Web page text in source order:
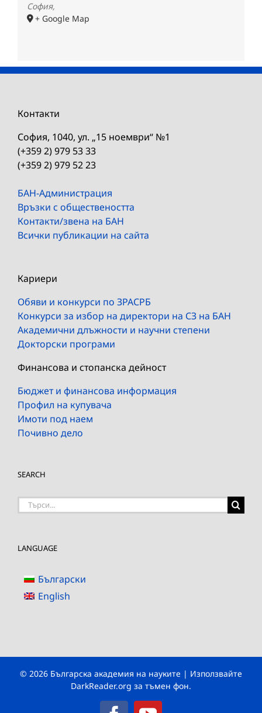
София,
+ Google Map
Контакти
София, 1040, ул. „15 ноември“ №1
(+359 2) 979 53 33
(+359 2) 979 52 23
БАН-Администрация
Връзки с обществеността
Контакти/звена на БАН
Всички публикации на сайта
Кариери
Обяви и конкурси по ЗРАСРБ
Конкурси за избор на директори на СЗ на БАН
Академични длъжности и научни степени
Докторски програми
Финансова и стопанска дейност
Бюджет и финансова информация
Профил на купувача
Имоти под наем
Почивно дело
SEARCH
Търсене
LANGUAGE
Български
English
© 2026 Българска академия на науките | Използвайте
DarkReader.org за тъмен фон.